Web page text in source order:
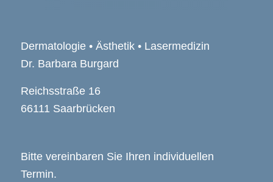
Dermatologie • Ästhetik • Lasermedizin
Dr. Barbara Burgard
Reichsstraße 16
66111 Saarbrücken
Bitte vereinbaren Sie Ihren individuellen
Termin.